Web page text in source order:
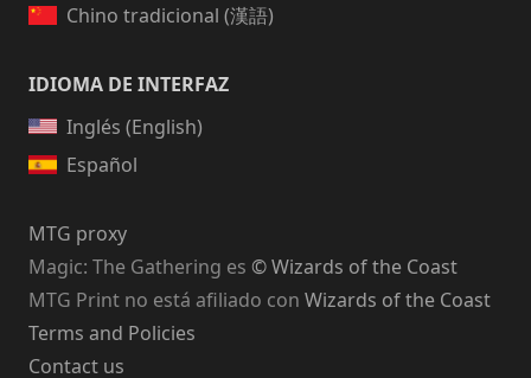
Chino tradicional (漢語)
IDIOMA DE INTERFAZ
Inglés (English)
Español
MTG proxy
Magic: The Gathering es © Wizards of the Coast
MTG Print no está afiliado con Wizards of the Coast
Terms and Policies
Contact us